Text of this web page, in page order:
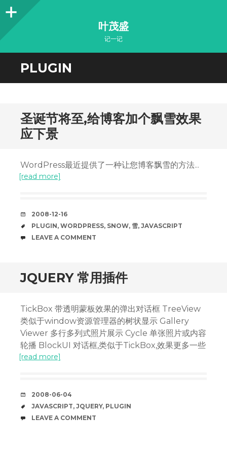
Sidebar
叶茂盛
记一记
PLUGIN
圣诞节将至,给博客加个飘雪效果
应下景
WordPress最近提供了一种让您博客飘雪的方法...
[read more]
DATE
2008-12-16
TAGS
PLUGIN, WORDPRESS, SNOW, 雪, JAVASCRIPT
COMMENTS
LEAVE A COMMENT
JQUERY 常用插件
TickBox 带透明蒙板效果的弹出对话框 TreeView
类似于window资源管理器的树状显示 Gallery
Viewer 多行多列式照片展示 Cycle 单张照片或内容
轮播 BlockUI 对话框,类似于TickBox,效果更多一些
[read more]
DATE
2008-06-04
TAGS
JAVASCRIPT, JQUERY, PLUGIN
COMMENTS
LEAVE A COMMENT